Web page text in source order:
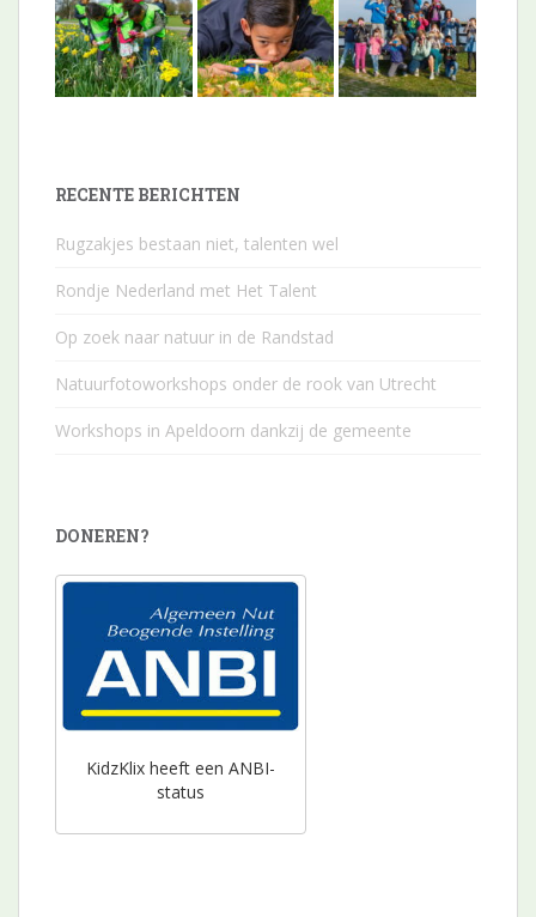
RECENTE BERICHTEN
Rugzakjes bestaan niet, talenten wel
Rondje Nederland met Het Talent
Op zoek naar natuur in de Randstad
Natuurfotoworkshops onder de rook van Utrecht
Workshops in Apeldoorn dankzij de gemeente
DONEREN?
KidzKlix heeft een ANBI-
status